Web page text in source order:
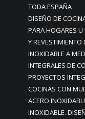
TODA ESPAÑA
DISEÑO DE
PARA HOGARES U
Y REVESTIMIENTO
INOXIDABLE A
INTEGRALES DE
PROYECTOS
COCINAS CON
ACERO
INOXIDABLE.